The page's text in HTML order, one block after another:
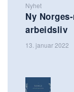
Nyhet
Ny
arbeidsliv
13. januar 2022